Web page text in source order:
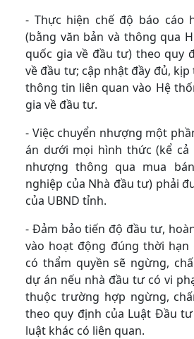
- Thực hiện chế độ báo cáo
(bằng văn bản và thông qua
quốc gia về đầu tư) theo quy
về đầu tư; cập nhật đầy đủ, kịp
thông tin liên quan vào Hệ
gia về đầu tư.
- Việc chuyển nhượng một
án dưới mọi hình thức (kể cả
nhượng thông qua mua
nghiệp của Nhà đầu tư) phải
của UBND tỉnh.
- Đảm bảo tiến độ đầu tư,
vào hoạt động đúng thời hạn
có thẩm quyền sẽ ngừng,
dự án nếu nhà đầu tư có vi
thuộc trường hợp ngừng,
theo quy định của Luật Đầu
luật khác có liên quan.